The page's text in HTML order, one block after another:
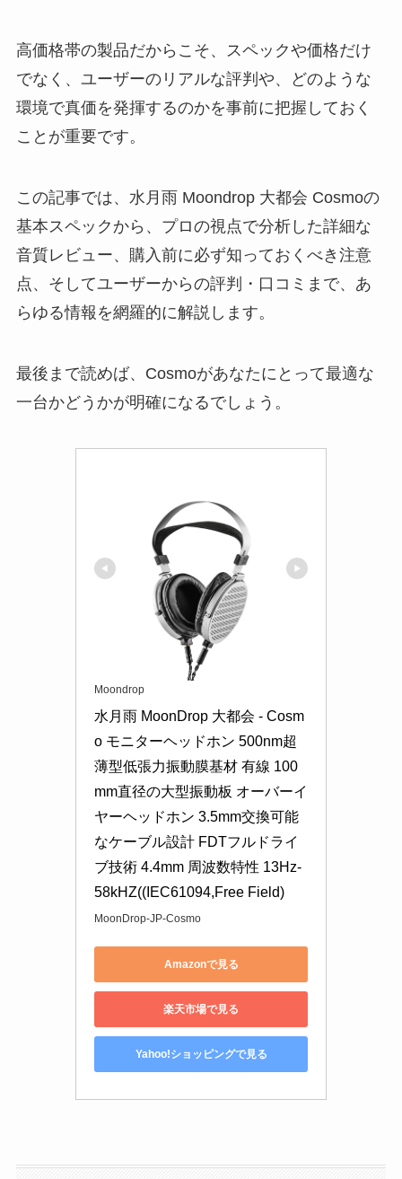
高価格帯の製品だからこそ、スペックや価格だけ
でなく、ユーザーのリアルな評判や、どのような
環境で真価を発揮するのかを事前に把握しておく
ことが重要です。
この記事では、水月雨 Moondrop 大都会 Cosmoの
基本スペックから、プロの視点で分析した詳細な
音質レビュー、購入前に必ず知っておくべき注意
点、そしてユーザーからの評判・口コミまで、あ
らゆる情報を網羅的に解説します。
最後まで読めば、Cosmoがあなたにとって最適な
一台かどうかが明確になるでしょう。
Moondrop
水月雨 MoonDrop 大都会 - Cosm
o モニターヘッドホン 500nm超
薄型低張力振動膜基材 有線 100
mm直径の大型振動板 オーバーイ
ヤーヘッドホン 3.5mm交換可能
なケーブル設計 FDTフルドライ
ブ技術 4.4mm 周波数特性 13Hz-
58kHZ((IEC61094,Free Field)
MoonDrop-JP-Cosmo
Amazonで見る
楽天市場で見る
Yahoo!ショッピングで見る